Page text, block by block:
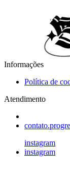
Informações
Política de
Atendimento
instagram
instagram